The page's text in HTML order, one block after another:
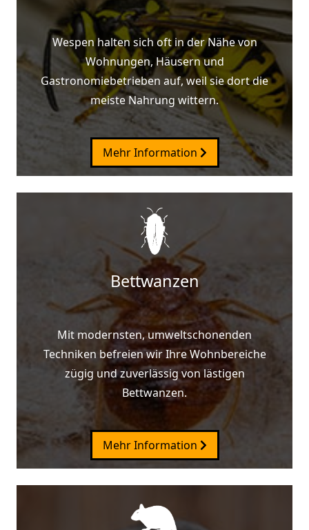
Wespen halten sich oft in der Nähe von
Wohnungen, Häusern und
Gastronomiebetrieben auf, weil sie dort die
meiste Nahrung wittern.
Mehr Information
Bettwanzen
Mit modernsten, umweltschonenden
Techniken befreien wir Ihre Wohnbereiche
zügig und zuverlässig von lästigen
Bettwanzen.
Mehr Information